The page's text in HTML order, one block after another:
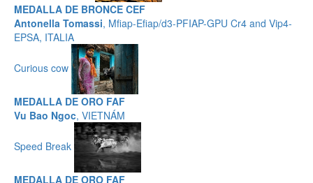
MEDALLA DE BRONCE CEF
Antonella Tomassi, Mfiap-Efiap/d3-PFIAP-GPU Cr4 and Vip4-
EPSA, ITALIA
Curious cow
MEDALLA DE ORO FAF
Vu Bao Ngoc, VIETNÁM
Speed ​​Break
MEDALLA DE ORO FAF